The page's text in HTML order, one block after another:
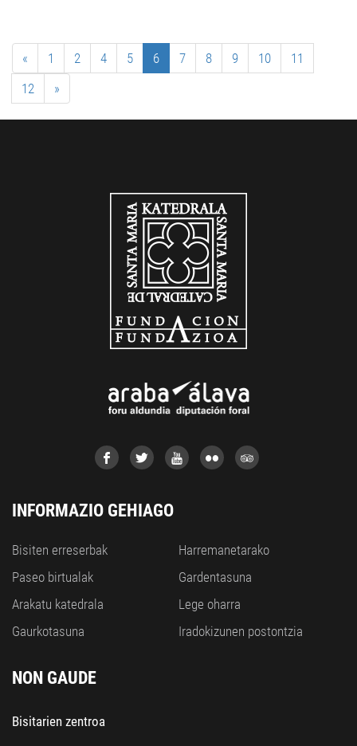
« 1 2 4 5 6 7 8 9 10
11
12
»
INFORMAZIO GEHIAGO
Bisiten erreserbak
Paseo birtualak
Arakatu katedrala
Gaurkotasuna
Harremanetarako
Gardentasuna
Lege oharra
Iradokizunen postontzia
NON GAUDE
Bisitarien zentroa